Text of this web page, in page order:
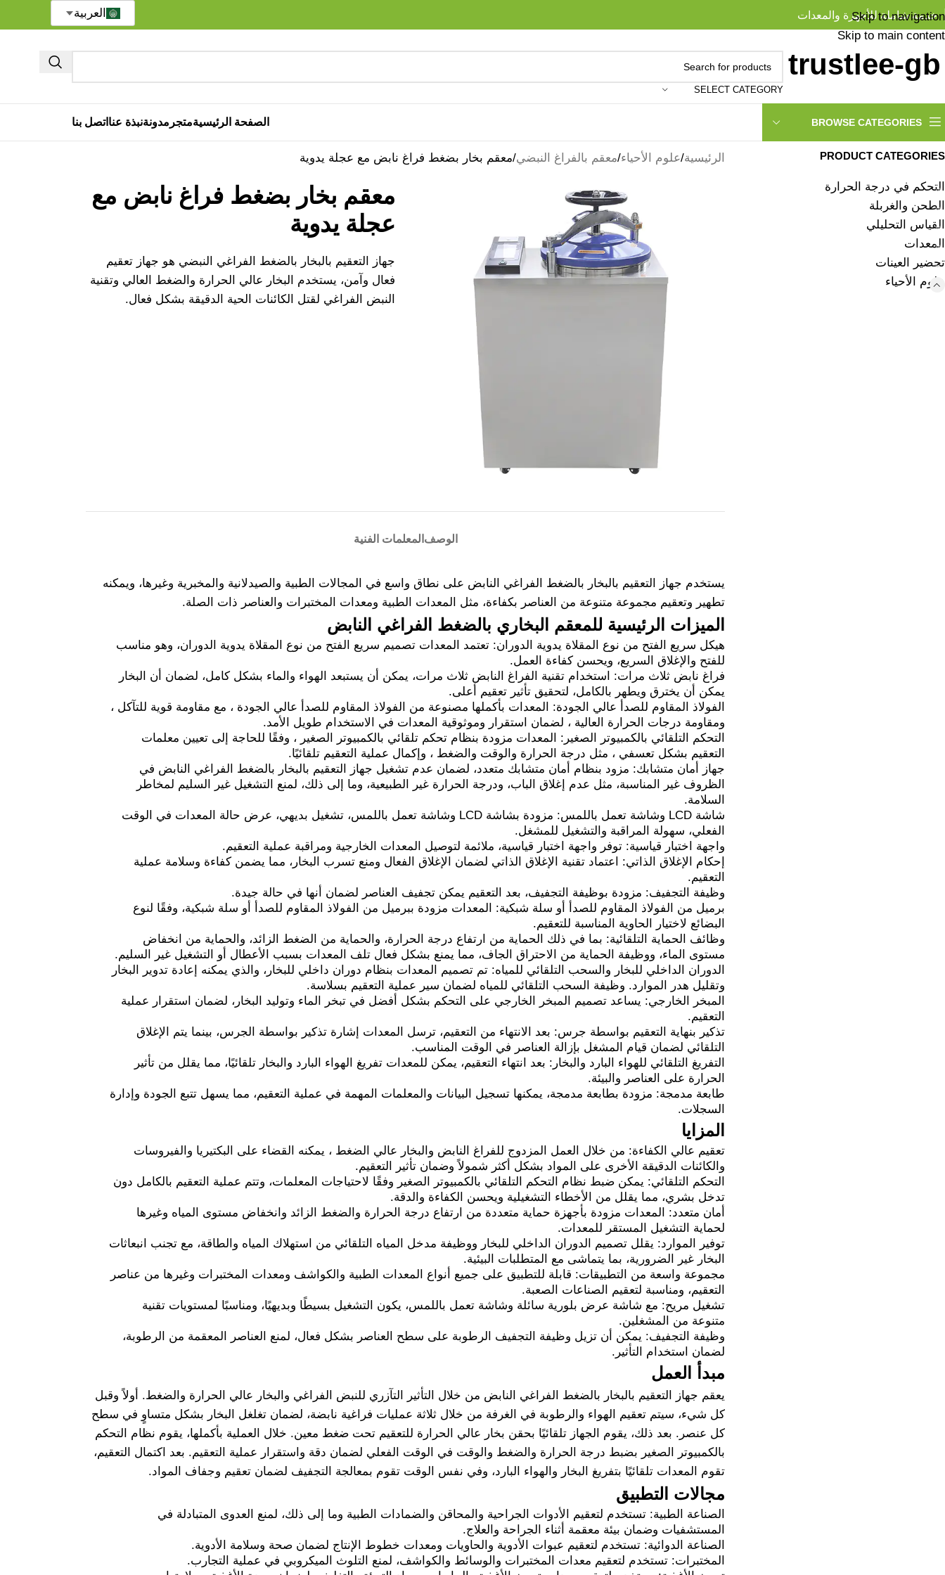
Skip to navigation
Skip to main content
خدمة شاملة للأجهزة والمعدات
SELECT CATEGORY
BROWSE CATEGORIES الصفحة الرئيسيةمتجر مدونةنبذة عنا اتصل بنا
العربية
PRODUCT CATEGORIES
التحكم في درجة الحرارة
الطحن والغربلة
القياس التحليلي
المعدات
تحضير العينات
علوم الأحياء
الرئيسية علوم الأحياء معقم بالفراغ النبضي معقم بخار بضغط فراغ نابض مع عجلة يدوية
معقم بخار بضغط فراغ نابض مع
عجلة يدوية
جهاز التعقيم بالبخار بالضغط الفراغي النبضي هو جهاز تعقيم
فعال وآمن، يستخدم البخار عالي الحرارة والضغط العالي وتقنية
النبض الفراغي لقتل الكائنات الحية الدقيقة بشكل فعال.
الوصف المعلمات الفنية
يستخدم جهاز التعقيم بالبخار بالضغط الفراغي النابض على نطاق واسع في المجالات الطبية والصيدلانية والمخبرية وغيرها، ويمكنه
تطهير وتعقيم مجموعة متنوعة من العناصر بكفاءة، مثل المعدات الطبية ومعدات المختبرات والعناصر ذات الصلة.
الميزات الرئيسية للمعقم البخاري بالضغط الفراغي النابض
هيكل سريع الفتح من نوع المقلاة يدوية الدوران: تعتمد المعدات تصميم سريع الفتح من نوع المقلاة يدوية الدوران، وهو مناسب
للفتح والإغلاق السريع، ويحسن كفاءة العمل.
فراغ نابض ثلاث مرات: استخدام تقنية الفراغ النابض ثلاث مرات، يمكن أن يستبعد الهواء والماء بشكل كامل، لضمان أن البخار
يمكن أن يخترق ويطهر بالكامل، لتحقيق تأثير تعقيم أعلى.
الفولاذ المقاوم للصدأ عالي الجودة: المعدات بأكملها مصنوعة من الفولاذ المقاوم للصدأ عالي الجودة ، مع مقاومة قوية للتآكل ،
ومقاومة درجات الحرارة العالية ، لضمان استقرار وموثوقية المعدات في الاستخدام طويل الأمد.
التحكم التلقائي بالكمبيوتر الصغير: المعدات مزودة بنظام تحكم تلقائي بالكمبيوتر الصغير ، وفقًا للحاجة إلى تعيين معلمات
التعقيم بشكل تعسفي ، مثل درجة الحرارة والوقت والضغط ، وإكمال عملية التعقيم تلقائيًا.
جهاز أمان متشابك: مزود بنظام أمان متشابك متعدد، لضمان عدم تشغيل جهاز التعقيم بالبخار بالضغط الفراغي النابض في
الظروف غير المناسبة، مثل عدم إغلاق الباب، ودرجة الحرارة غير الطبيعية، وما إلى ذلك، لمنع التشغيل غير السليم لمخاطر
السلامة.
شاشة LCD وشاشة تعمل باللمس: مزودة بشاشة LCD وشاشة تعمل باللمس، تشغيل بديهي، عرض حالة المعدات في الوقت
الفعلي، سهولة المراقبة والتشغيل للمشغل.
واجهة اختبار قياسية: توفر واجهة اختبار قياسية، ملائمة لتوصيل المعدات الخارجية ومراقبة عملية التعقيم.
إحكام الإغلاق الذاتي: اعتماد تقنية الإغلاق الذاتي لضمان الإغلاق الفعال ومنع تسرب البخار، مما يضمن كفاءة وسلامة عملية
التعقيم.
وظيفة التجفيف: مزودة بوظيفة التجفيف، بعد التعقيم يمكن تجفيف العناصر لضمان أنها في حالة جيدة.
برميل من الفولاذ المقاوم للصدأ أو سلة شبكية: المعدات مزودة ببرميل من الفولاذ المقاوم للصدأ أو سلة شبكية، وفقًا لنوع
البضائع لاختيار الحاوية المناسبة للتعقيم.
وظائف الحماية التلقائية: بما في ذلك الحماية من ارتفاع درجة الحرارة، والحماية من الضغط الزائد، والحماية من انخفاض
مستوى الماء، ووظيفة الحماية من الاحتراق الجاف، مما يمنع بشكل فعال تلف المعدات بسبب الأعطال أو التشغيل غير السليم.
الدوران الداخلي للبخار والسحب التلقائي للمياه: تم تصميم المعدات بنظام دوران داخلي للبخار، والذي يمكنه إعادة تدوير البخار
وتقليل هدر الموارد. وظيفة السحب التلقائي للمياه لضمان سير عملية التعقيم بسلاسة.
المبخر الخارجي: يساعد تصميم المبخر الخارجي على التحكم بشكل أفضل في تبخر الماء وتوليد البخار، لضمان استقرار عملية
التعقيم.
تذكير بنهاية التعقيم بواسطة جرس: بعد الانتهاء من التعقيم، ترسل المعدات إشارة تذكير بواسطة الجرس، بينما يتم الإغلاق
التلقائي لضمان قيام المشغل بإزالة العناصر في الوقت المناسب.
التفريغ التلقائي للهواء البارد والبخار: بعد انتهاء التعقيم، يمكن للمعدات تفريغ الهواء البارد والبخار تلقائيًا، مما يقلل من تأثير
الحرارة على العناصر والبيئة.
طابعة مدمجة: مزودة بطابعة مدمجة، يمكنها تسجيل البيانات والمعلمات المهمة في عملية التعقيم، مما يسهل تتبع الجودة وإدارة
السجلات.
المزايا
تعقيم عالي الكفاءة: من خلال العمل المزدوج للفراغ النابض والبخار عالي الضغط ، يمكنه القضاء على البكتيريا والفيروسات
والكائنات الدقيقة الأخرى على المواد بشكل أكثر شمولاً وضمان تأثير التعقيم.
التحكم التلقائي: يمكن ضبط نظام التحكم التلقائي بالكمبيوتر الصغير وفقًا لاحتياجات المعلمات، وتتم عملية التعقيم بالكامل دون
تدخل بشري، مما يقلل من الأخطاء التشغيلية ويحسن الكفاءة والدقة.
أمان متعدد: المعدات مزودة بأجهزة حماية متعددة من ارتفاع درجة الحرارة والضغط الزائد وانخفاض مستوى المياه وغيرها
لحماية التشغيل المستقر للمعدات.
توفير الموارد: يقلل تصميم الدوران الداخلي للبخار ووظيفة مدخل المياه التلقائي من استهلاك المياه والطاقة، مع تجنب انبعاثات
البخار غير الضرورية، بما يتماشى مع المتطلبات البيئية.
مجموعة واسعة من التطبيقات: قابلة للتطبيق على جميع أنواع المعدات الطبية والكواشف ومعدات المختبرات وغيرها من عناصر
التعقيم، ومناسبة لتعقيم الصناعات الصعبة.
تشغيل مريح: مع شاشة عرض بلورية سائلة وشاشة تعمل باللمس، يكون التشغيل بسيطًا وبديهيًا، ومناسبًا لمستويات تقنية
متنوعة من المشغلين.
وظيفة التجفيف: يمكن أن تزيل وظيفة التجفيف الرطوبة على سطح العناصر بشكل فعال، لمنع العناصر المعقمة من الرطوبة،
لضمان استخدام التأثير.
مبدأ العمل
يعقم جهاز التعقيم بالبخار بالضغط الفراغي النابض من خلال التأثير التآزري للنبض الفراغي والبخار عالي الحرارة والضغط. أولاً وقبل
كل شيء، سيتم تعقيم الهواء والرطوبة في الغرفة من خلال ثلاثة عمليات فراغية نابضة، لضمان تغلغل البخار بشكل متساوٍ في سطح
كل عنصر. بعد ذلك، يقوم الجهاز تلقائيًا بحقن بخار عالي الحرارة للتعقيم تحت ضغط معين. خلال العملية بأكملها، يقوم نظام التحكم
بالكمبيوتر الصغير بضبط درجة الحرارة والضغط والوقت في الوقت الفعلي لضمان دقة واستقرار عملية التعقيم. بعد اكتمال التعقيم،
تقوم المعدات تلقائيًا بتفريغ البخار والهواء البارد، وفي نفس الوقت تقوم بمعالجة التجفيف لضمان تعقيم وجفاف المواد.
مجالات التطبيق
الصناعة الطبية: تستخدم لتعقيم الأدوات الجراحية والمحاقن والضمادات الطبية وما إلى ذلك، لمنع العدوى المتبادلة في
المستشفيات وضمان بيئة معقمة أثناء الجراحة والعلاج.
الصناعة الدوائية: تستخدم لتعقيم عبوات الأدوية والحاويات ومعدات خطوط الإنتاج لضمان صحة وسلامة الأدوية.
المختبرات: تستخدم لتعقيم معدات المختبرات والوسائط والكواشف، لمنع التلوث الميكروبي في عملية التجارب.